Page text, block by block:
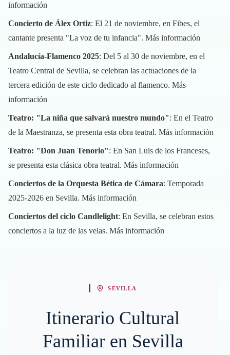
información
Concierto de Álex Ortiz: El 21 de noviembre, en Fibes, el
cantante presenta "La voz de tu infancia". Más información
Andalucía-Flamenco 2025: Del 5 al 30 de noviembre, en el
Teatro Central de Sevilla, se celebran las actuaciones de la
tercera edición de este ciclo dedicado al flamenco. Más
información
Teatro: "La niña que salvará nuestro mundo": En el Teatro
de la Maestranza, se presenta esta obra teatral. Más información
Teatro: "Don Juan Tenorio": En San Luis de los Franceses,
se presenta esta clásica obra teatral. Más información
Conciertos de la Orquesta Bética de Cámara: Temporada
2025-2026 en Sevilla. Más información
Conciertos del ciclo Candlelight: En Sevilla, se celebran estos
conciertos a la luz de las velas. Más información
SEVILLA
Itinerario Cultural
Familiar en Sevilla